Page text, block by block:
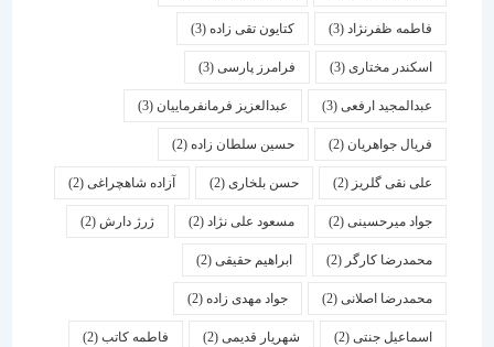
فاطمه ظفرنژاد(3) کتایون تقی زاده(3)
اسكندر مختاری (3) فرامرز پارسی(3)
عبدالمجید ارفعی(3) عبدالعزیز فرمانفرماییان(3)
فریال جواهریان(2) حسین سلطان زاده(2)
علی نقی گلریز(2) حسن بلخاری(2) آزاده شاهچراغی(2)
جواد میرحسینی(2) مسعود علی نژاد(2) ژرژ دارش (2)
محمدرضا کارگر(2) ابراهیم حقیقی(2)
محمدرضا اصلانی(2) جواد مهدی زاده(2)
اسماعیل جنتی(2) شهریار قدیمی(2) فاطمه کاتب(2)